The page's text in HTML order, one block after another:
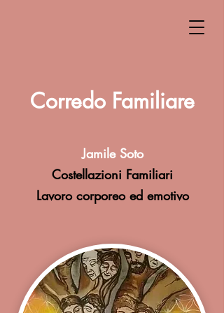
Corredo Familiare
Jamile Soto
Costellazioni Familiari
Lavoro corporeo ed emotivo